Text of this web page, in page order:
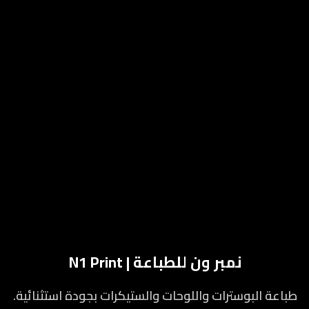
نمبر ون للطباعة | N1 Print
طباعة البوسترات واللوحات والستيكرات بجودة استثنائية.